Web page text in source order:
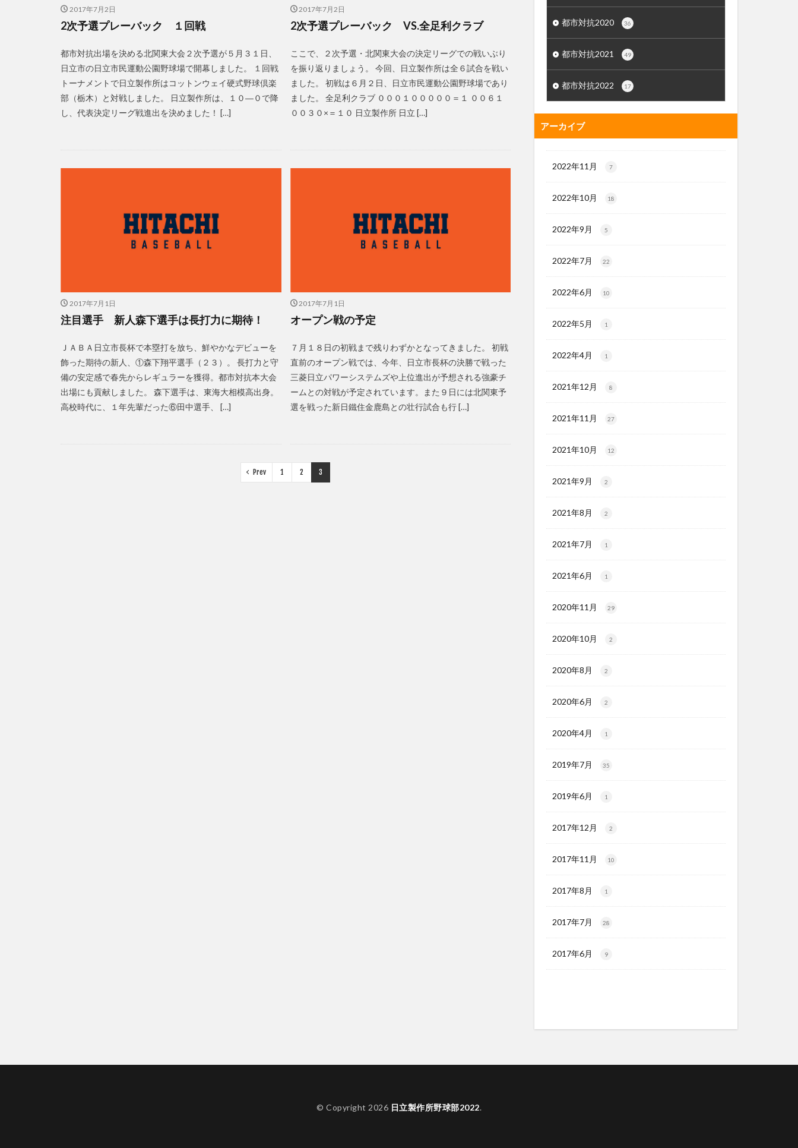
2017年7月2日
2次予選プレーバック １回戦
都市対抗出場を決める北関東大会２次予選が５月３１日、
日立市の日立市民運動公園野球場で開幕しました。 １回戦
トーナメントで日立製作所はコットンウェイ硬式野球倶楽
部（栃木）と対戦しました。 日立製作所は、１０―０で降
し、代表決定リーグ戦進出を決めました！ […]
2017年7月2日
2次予選プレーバック VS.全足利クラブ
ここで、２次予選・北関東大会の決定リーグでの戦いぶり
を振り返りましょう。 今回、日立製作所は全６試合を戦い
ました。 初戦は６月２日、日立市民運動公園野球場であり
ました。 全足利クラブ ０００１０００００＝１ ００６１
００３０×＝１０ 日立製作所 日立 […]
2017年7月1日
注目選手 新人森下選手は長打力に期待！
ＪＡＢＡ日立市長杯で本塁打を放ち、鮮やかなデビューを
飾った期待の新人、①森下翔平選手（２３）。 長打力と守
備の安定感で春先からレギュラーを獲得。都市対抗本大会
出場にも貢献しました。 森下選手は、東海大相模高出身。
高校時代に、１年先輩だった⑥田中選手、 […]
2017年7月1日
オープン戦の予定
７月１８日の初戦まで残りわずかとなってきました。 初戦
直前のオープン戦では、今年、日立市長杯の決勝で戦った
三菱日立パワーシステムズや上位進出が予想される強豪チ
ームとの対戦が予定されています。また９日には北関東予
選を戦った新日鐵住金鹿島との壮行試合も行 […]
Prev 1 2 3
都市対抗2020 36
都市対抗2021 49
都市対抗2022 17
アーカイブ
2022年11月 7
2022年10月 18
2022年9月 5
2022年7月 22
2022年6月 10
2022年5月 1
2022年4月 1
2021年12月 8
2021年11月 27
2021年10月 12
2021年9月 2
2021年8月 2
2021年7月 1
2021年6月 1
2020年11月 29
2020年10月 2
2020年8月 2
2020年6月 2
2020年4月 1
2019年7月 35
2019年6月 1
2017年12月 2
2017年11月 10
2017年8月 1
2017年7月 28
2017年6月 9
© Copyright 2026 日立製作所野球部2022.